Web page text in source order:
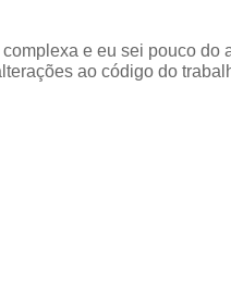
e eu sei pouco do
ao código do